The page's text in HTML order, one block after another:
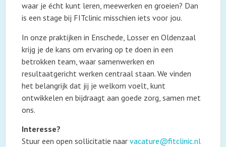
waar je écht kunt leren, meewerken en groeien? Dan
is een stage bij FITclinic misschien iets voor jou.
In onze praktijken in Enschede, Losser en Oldenzaal
krijg je de kans om ervaring op te doen in een
betrokken team, waar samenwerken en
resultaatgericht werken centraal staan. We vinden
het belangrijk dat jij je welkom voelt, kunt
ontwikkelen en bijdraagt aan goede zorg, samen met
ons.
Interesse?
Stuur een open sollicitatie naar vacature@fitclinic.nl